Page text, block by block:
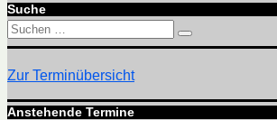
Suche
Suchen
nach:
Suchen
Zur Terminübersicht
Anstehende Termine